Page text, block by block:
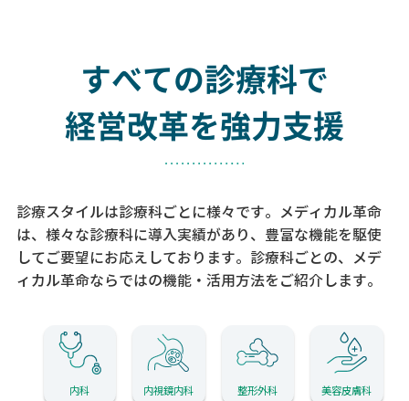
すべての診療科で
経営改革を強力支援
診療スタイルは診療科ごとに様々です。メディカル革命
は、様々な診療科に導入実績があり、 豊富な機能を駆使
してご要望にお応えしております。 診療科ごとの、メデ
ィカル革命ならではの機能・活用方法をご紹介します。
内科 内視鏡内科 整形外科 美容皮膚科